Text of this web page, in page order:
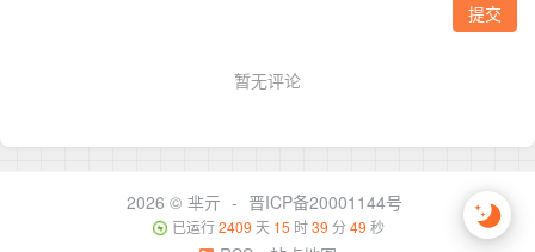
2026 © 芈亓 - 晋ICP备20001144号
已运行2409 天 15 时39 分 49 秒